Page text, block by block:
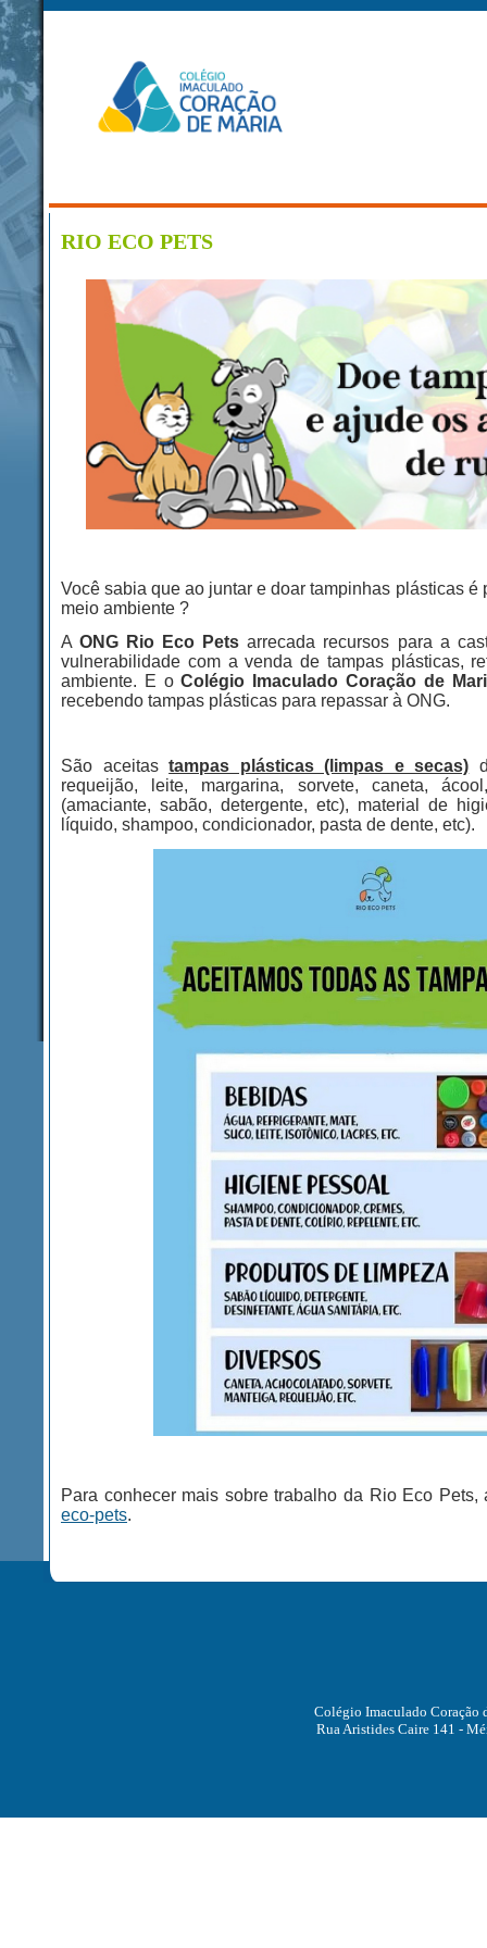
RIO ECO PETS
Você sabia que ao juntar e doar tampinhas plásticas
meio ambiente ?
AONG Rio Eco Pets arrecada recursos para a
vulnerabilidade com a venda de tampas plásticas,
ambiente. E oColégio Imaculado Coração de
recebendo tampas plásticas para repassar à ONG.
São aceitastampas plásticas (limpas e secas)
requeijão, leite, margarina, sorvete, caneta,
(amaciante, sabão, detergente, etc), material de
líquido, shampoo, condicionador, pasta de dente, etc).
Para conhecer mais sobre trabalho da Rio Eco
eco-pets.
Colégio Imaculado Coração
Rua Aristides Caire 141 -